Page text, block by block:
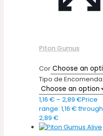
Piton Gumus
Cor
Tipo de Encomenda
1,16 € – 2,89 €Price
range: 1,16 € through
2,89 €